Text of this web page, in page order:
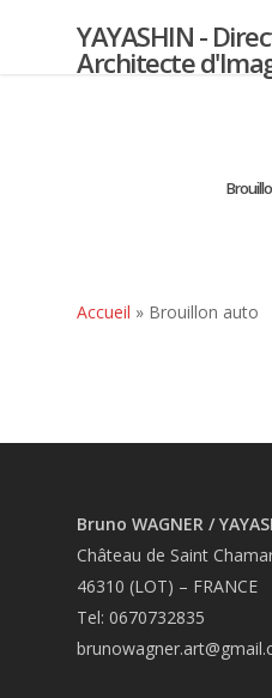
YAYASHIN -
Architecte
Accueil » Brouillon auto
Bruno WAGNER /
Château de Saint
46310 (LOT) – FRANCE
Tel: 0670732835